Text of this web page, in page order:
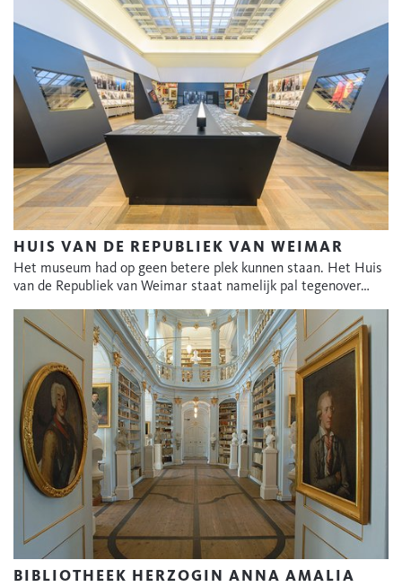
HUIS VAN DE REPUBLIEK VAN WEIMAR
Het museum had op geen betere plek kunnen staan. Het Huis
van de Republiek van Weimar staat namelijk pal tegenover…
BIBLIOTHEEK HERZOGIN ANNA AMALIA